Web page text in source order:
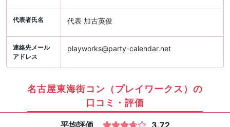
代表者氏名 代表 加古英俊
連絡先メール
アドレス
playworks@party-calendar.net
名古屋東海街コン（プレイワークス）の
口コミ・評価